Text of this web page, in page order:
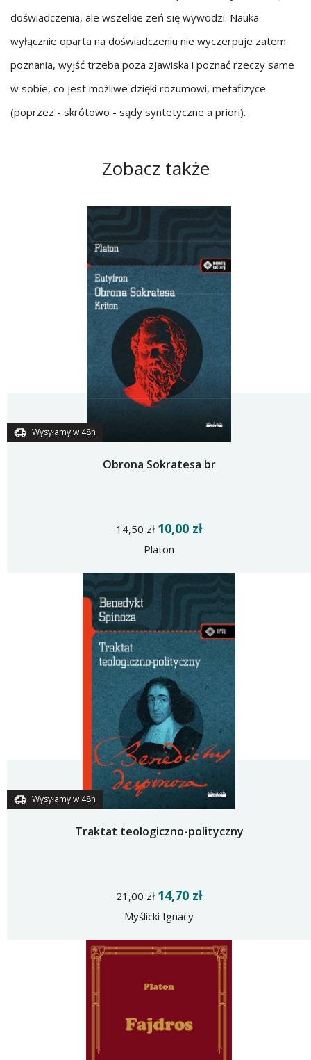
doświadczenia, ale wszelkie zeń się wywodzi. Nauka
wyłącznie oparta na doświadczeniu nie wyczerpuje zatem
poznania, wyjść trzeba poza zjawiska i poznać rzeczy same
w sobie, co jest możliwe dzięki rozumowi, metafizyce
(poprzez - skrótowo - sądy syntetyczne a priori).
Zobacz także
Wysyłamy w 48h
Obrona Sokratesa br
14,50 zł 10,00 zł
Platon
Wysyłamy w 48h
Traktat teologiczno-polityczny
21,00 zł 14,70 zł
Myślicki Ignacy